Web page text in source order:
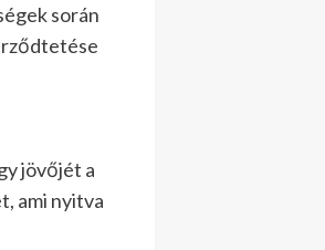
során
jövőjét a
ami nyitva